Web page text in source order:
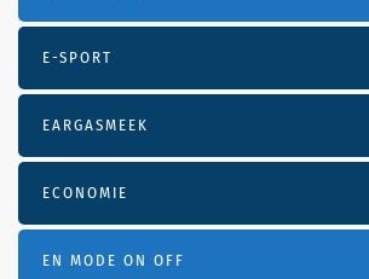
E-SPORT
EARGASMEEK
ECONOMIE
EN MODE ON OFF